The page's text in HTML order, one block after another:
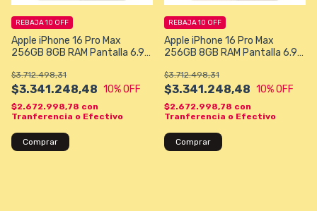
Apple iPhone 16 Pro Max
256GB 8GB RAM Pantalla 6.9"
$3.341.248,48
$3.712.498,31
10% OFF
REBAJA 10 OFF
$2.672.998,78 con
Tranferencia o Efectivo
Comprar
Apple iPhone 16 Pro Max
256GB 8GB RAM Pantalla 6.9"
$3.341.248,48
$3.712.498,31
10% OFF
REBAJA 10 OFF
$2.672.998,78 con
Tranferencia o Efectivo
Comprar